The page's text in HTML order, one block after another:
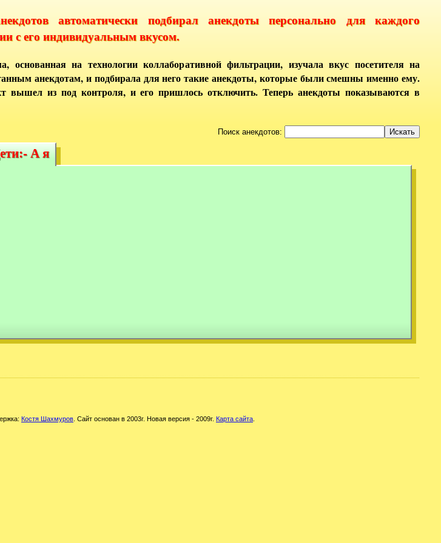
автоматически подбирал анекдоты персонально для каждого
с его индивидуальным вкусом.
основанная на технологии коллаборативной фильтрации, изучала вкус посетителя на
анекдотам, и подбирала для него такие анекдоты, которые были смешны именно ему.
вышел из под контроля, и его пришлось отключить. Теперь анекдоты показываются в
Поиск анекдотов:
А я
А я
Костя Шахмуров. Сайт основан в 2003г. Новая версия - 2009г. Карта сайта.